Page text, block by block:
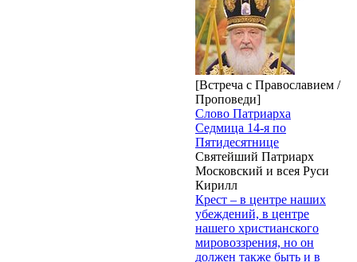
[Встреча с Православием /
Проповеди]
Слово Патриарха
Седмица 14-я по
Пятидесятнице
Святейший Патриарх
Московский и всея Руси
Кирилл
Крест – в центре наших
убеждений, в центре
нашего христианского
мировоззрения, но он
должен также быть и в